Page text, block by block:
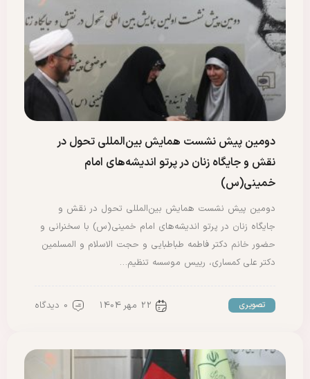
دومین پیش نشست همایش بین‌المللی تحول در
نقش و جایگاه زنان در پرتو اندیشه‌های امام
خمینی(س)
دومین پیش نشست همایش بین‌المللی تحول در نقش و
جایگاه زنان در پرتو اندیشه‌های امام خمینی(س) با سخنرانی و
حضور خانم دکتر فاطمه طباطبایی و حجت الاسلام و المسلمین
دکتر علی کمساری، رییس موسسه تنظیم…
تصویری 22 مهر 1404 0 دیدگاه